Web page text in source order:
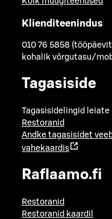
Klienditeenindus
010 76 5858
kohalik võrgutasu/
Tagasiside
Tagasisidelingid
Restoranid
Andke tagasisidet
vahekaardis
Raflaamo.fi
Restoranid
Restoranid kaardil